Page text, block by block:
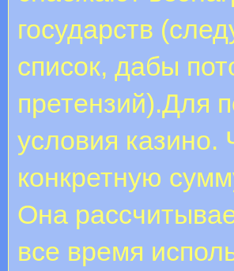
государств
список, дабы
претензий).Для
условия казино.
конкретную
Она
все время